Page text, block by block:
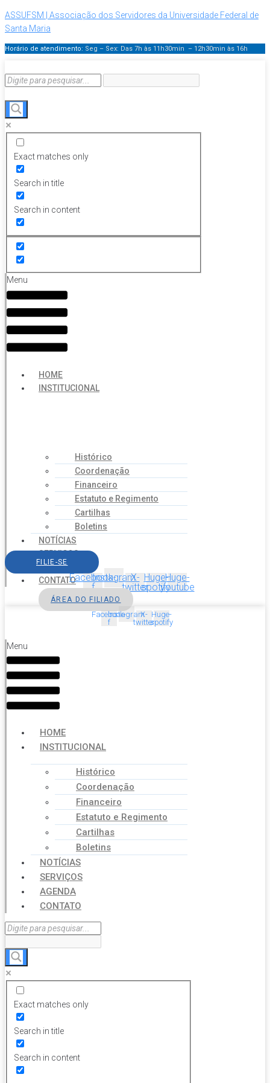
ASSUFSM | Associação dos Servidores da Universidade Federal de
Santa Maria
Horário de atendimento: Seg – Sex: Das 7h às 11h30min – 12h30min às 16h
Exact matches only
Search in title
Search in content
Menu
HOME
INSTITUCIONAL
Histórico
Coordenação
Financeiro
Estatuto e Regimento
Cartilhas
Boletins
NOTÍCIAS
SERVIÇOS
AGENDA
CONTATO
FILIE-SE
Facebook-
f
InstagramX-
twitter
Huge-
spotify
Huge-
youtube
ÁREA DO FILIADO
Facebook-
f
InstagramX-
twitter
Huge-
spotify
Menu
HOME
INSTITUCIONAL
Histórico
Coordenação
Financeiro
Estatuto e Regimento
Cartilhas
Boletins
NOTÍCIAS
SERVIÇOS
AGENDA
CONTATO
Exact matches only
Search in title
Search in content